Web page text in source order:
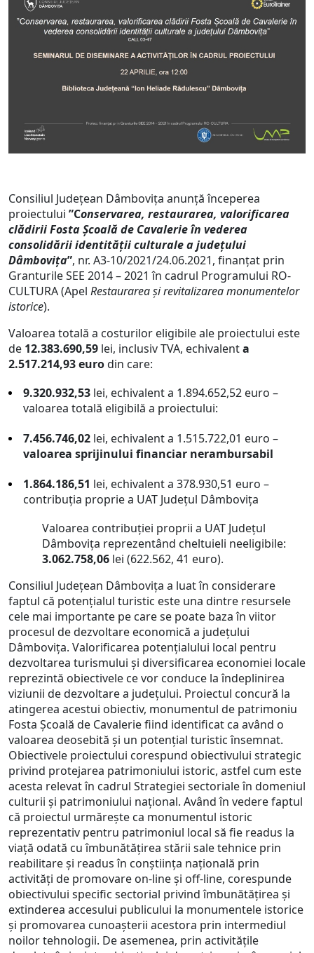
Consiliul Judeţean Dâmboviţa anunță începerea
proiectului ”Conservarea, restaurarea, valorificarea
clădirii Fosta Școală de Cavalerie în vederea
consolidării identității culturale a județului
Dâmbovița”, nr. A3-10/2021/24.06.2021, finanțat prin
Granturile SEE 2014 – 2021 în cadrul Programului RO-
CULTURA (Apel Restaurarea și revitalizarea monumentelor
istorice).
Valoarea totală a costurilor eligibile ale proiectului este
de 12.383.690,59 lei, inclusiv TVA, echivalenta
2.517.214,93 eurodin care:
9.320.932,53 lei, echivalent a 1.894.652,52 euro –
valoarea totală eligibilă a proiectului:
7.456.746,02 lei, echivalent a 1.515.722,01 euro –
valoarea sprijinului financiar nerambursabil
1.864.186,51 lei, echivalent a 378.930,51 euro –
contribuția proprie a UAT Județul Dâmbovița
Valoarea contribuției proprii a UAT Județul
Dâmbovița reprezentând cheltuieli neeligibile:
3.062.758,06 lei (622.562, 41 euro).
Consiliul Județean Dâmbovița a luat în considerare
faptul că potențialul turistic este una dintre resursele
cele mai importante pe care se poate baza în viitor
procesul de dezvoltare economică a județului
Dâmbovița. Valorificarea potențialului local pentru
dezvoltarea turismului și diversificarea economiei locale
reprezintă obiectivele ce vor conduce la îndeplinirea
viziunii de dezvoltare a județului. Proiectul concură la
atingerea acestui obiectiv, monumentul de patrimoniu
Fosta Școală de Cavalerie fiind identificat ca având o
valoarea deosebită și un potențial turistic însemnat.
Obiectivele proiectului corespund obiectivului strategic
privind protejarea patrimoniului istoric, astfel cum este
acesta relevat în cadrul Strategiei sectoriale în domeniul
culturii și patrimoniului național. Având în vedere faptul
că proiectul urmărește ca monumentul istoric
reprezentativ pentru patrimoniul local să fie readus la
viață odată cu îmbunătățirea stării sale tehnice prin
reabilitare și readus în conștiința națională prin
activități de promovare on-line și off-line, corespunde
obiectivului specific sectorial privind îmbunătățirea și
extinderea accesului publicului la monumentele istorice
și promovarea cunoașterii acestora prin intermediul
noilor tehnologii. De asemenea, prin activitățile